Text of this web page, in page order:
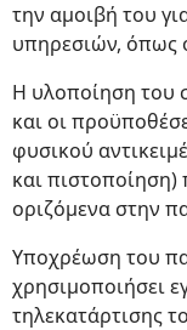
την αμοιβή του
υπηρεσιών, όπως
Η υλοποίηση του
και οι
φυσικού
και
οριζόμενα στην
Υποχρέωση του
χρησιμοποιήσει
τηλεκατάρτισης